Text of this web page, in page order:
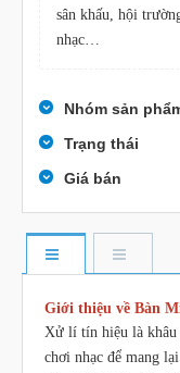
sân khấu, hội
nhạc…
Nhóm sản
Trạng thái
Giá bán
Giới thiệu về Bàn
Xử lí tín hiệu là khâu
chơi nhạc để mang